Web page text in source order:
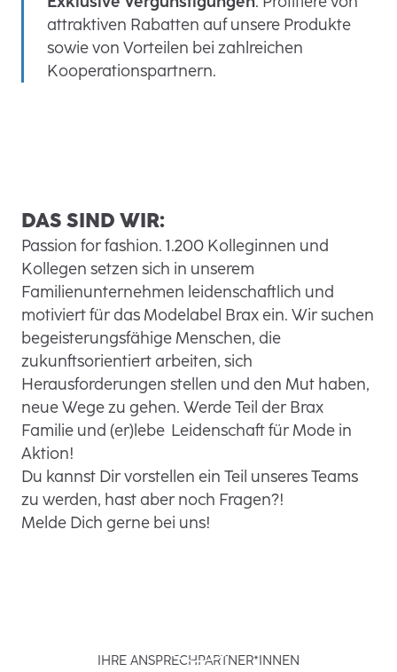
attraktiven Rabatten auf unsere Produkte
sowie von Vorteilen bei zahlreichen
Kooperationspartnern.
DAS SIND WIR:
Passion for fashion. 1.200 Kolleginnen und
Kollegen setzen sich in unserem
Familienunternehmen leidenschaftlich und
motiviert für das Modelabel Brax ein. Wir suchen
begeisterungsfähige Menschen, die
zukunftsorientiert arbeiten, sich
Herausforderungen stellen und den Mut haben,
neue Wege zu gehen. Werde Teil der Brax
Familie und (er)lebe Leidenschaft für Mode in
Aktion!
Du kannst Dir vorstellen ein Teil unseres Teams
zu werden, hast aber noch Fragen?!
Melde Dich gerne bei uns!
IHRE ANSPRECHPARTNER*INNEN